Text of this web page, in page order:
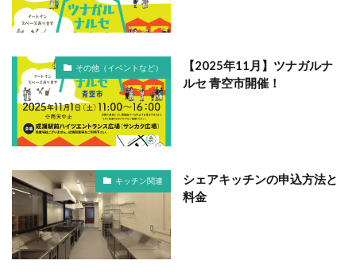
その他（イベントなど）
【2025年11月】ツナガルナ
ルセ 青空市開催！
キッチン関連
シェアキッチンの申込方法と
料金